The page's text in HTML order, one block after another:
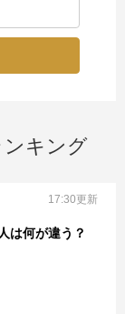
キング
17:30更新
は何が違う？